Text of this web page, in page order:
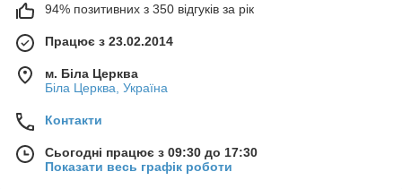
94% позитивних з 350 відгуків за рік
Працює з 23.02.2014
м. Біла Церква
Біла Церква, Україна
Контакти
Сьогодні працює з 09:30 до 17:30
Показати весь графік роботи